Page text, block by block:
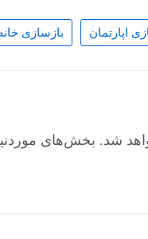
اپارتمان بازسازی
شد. بخش‌های